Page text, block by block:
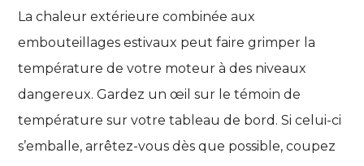
La chaleur extérieure combinée aux
embouteillages estivaux peut faire grimper la
température de votre moteur à des niveaux
dangereux. Gardez un œil sur le témoin de
température sur votre tableau de bord. Si celui-ci
s’emballe, arrêtez-vous dès que possible, coupez